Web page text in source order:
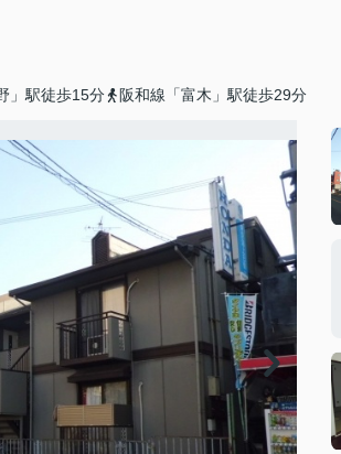
」駅徒歩15分 阪和線「富木」駅徒歩29分